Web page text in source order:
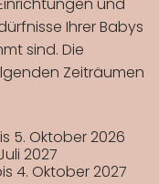
und
Ihrer Babys
sind. Die
Zeiträumen
5. Oktober 2026
2027
4. Oktober 2027